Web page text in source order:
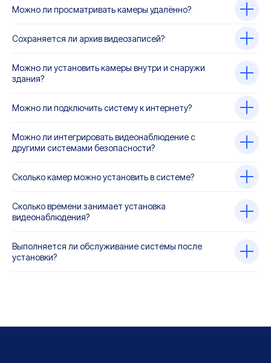
Можно ли просматривать камеры удалённо?
Сохраняется ли архив видеозаписей?
Можно ли установить камеры внутри и снаружи
здания?
Можно ли подключить систему к интернету?
Можно ли интегрировать видеонаблюдение с
другими системами безопасности?
Сколько камер можно установить в системе?
Сколько времени занимает установка
видеонаблюдения?
Выполняется ли обслуживание системы после
установки?